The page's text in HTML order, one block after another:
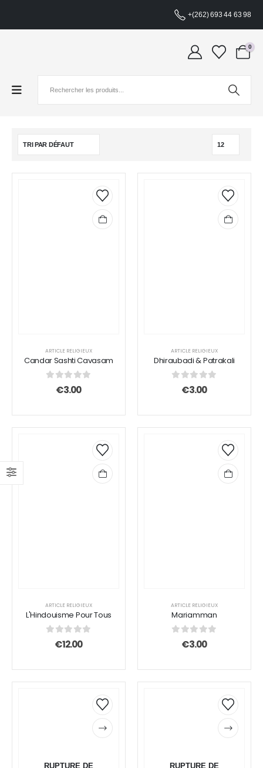
+(262) 693 44 63 98
0
ARTICLE RELIGIEUX
Candar Sashti Cavasam
sur 5
€3.00
ARTICLE RELIGIEUX
Dhiraubadi & Patrakali
sur 5
€3.00
ARTICLE RELIGIEUX
L'Hindouisme Pour Tous
sur 5
€12.00
ARTICLE RELIGIEUX
Mariamman
sur 5
€3.00
RUPTURE DE RUPTURE DE